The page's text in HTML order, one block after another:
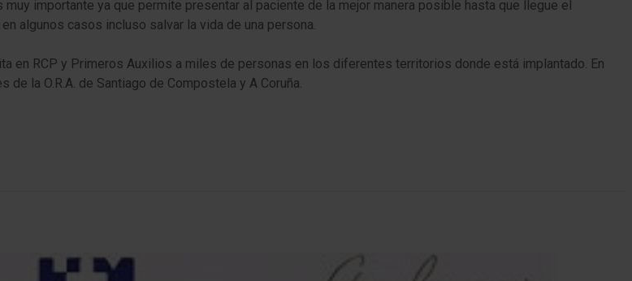
importante ya que permite presentar al paciente de la mejor manera posible hasta que llegue el
algunos casos incluso salvar la vida de una persona.
en RCP y Primeros Auxilios a miles de personas en los diferentes territorios donde está implantado. En
la O.R.A. de Santiago de Compostela y A Coruña.